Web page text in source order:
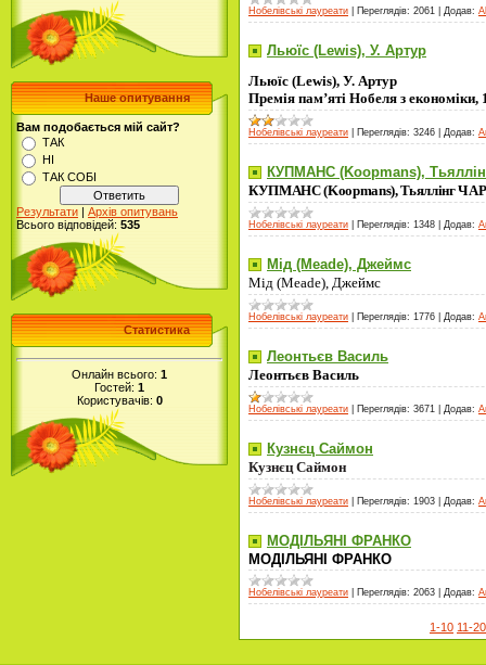
Наше опитування
Вам подобається мій сайт?
ТАК
НІ
ТАК СОБІ
Результати | Архів опитувань
Всього відповідей: 535
Статистика
Онлайн всього: 1
Гостей: 1
Користувачів: 0
Нобелівські лауреати Переглядів: 2061 Додав:
Льюїс (Lewis), У. Артур
Льюїс (Lewis), У. Артур
Премія пам’яті Нобеля з
Нобелівські лауреати Переглядів: 3246 Додав:
КУПМАНС (Koopmans),
КУПМАНС (Koopmans), Тьяллінг
Нобелівські лауреати Переглядів: 1348 Додав:
Мід (Meade), Джеймс
Мід (Meade), Джеймс
Нобелівські лауреати Переглядів: 1776 Додав:
Леонтьєв Василь
Леонтьєв Василь
Нобелівські лауреати Переглядів: 3671 Додав:
Кузнєц Саймон
Кузнєц Саймон
Нобелівські лауреати Переглядів: 1903 Додав:
МОДІЛЬЯНІ ФРАНКО
МОДІЛЬЯНІ ФРАНКО
Нобелівські лауреати Переглядів: 2063 Додав:
1-10 11-20